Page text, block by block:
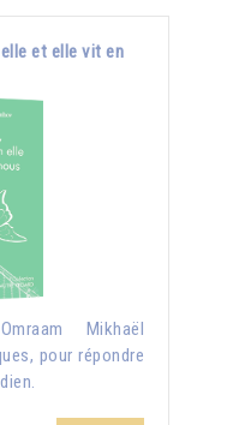
et elle vit en
Mikhaël
pour répondre